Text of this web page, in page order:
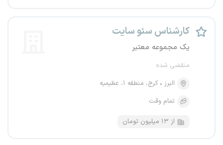
کارشناس سئو سایت
یک مجموعه معتبر
منقضی شده
البرز
کرج، منطقه ۱، عظیمیه
تمام وقت
از ۱۳ میلیون تومان